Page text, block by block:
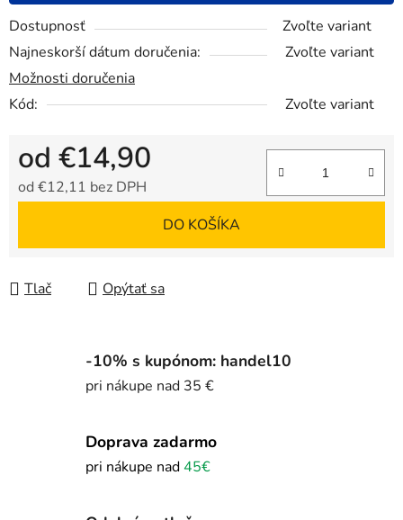
Dostupnosť
Zvoľte variant
Najneskorší dátum doručenia:
Zvoľte variant
Možnosti doručenia
Kód:
Zvoľte variant
od €14,90
od €12,11 bez DPH
DO KOŠÍKA
Tlač Opýtať sa
-10% s kupónom: handel10
pri nákupe nad 35 €
Doprava zadarmo
pri nákupe nad45€